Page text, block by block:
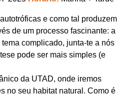
e como tal produzem
de um processo fascinante: a
complicado, junta-te a nós
pode ser mais simples (e
da UTAD, onde iremos
no seu habitat natural. Como é